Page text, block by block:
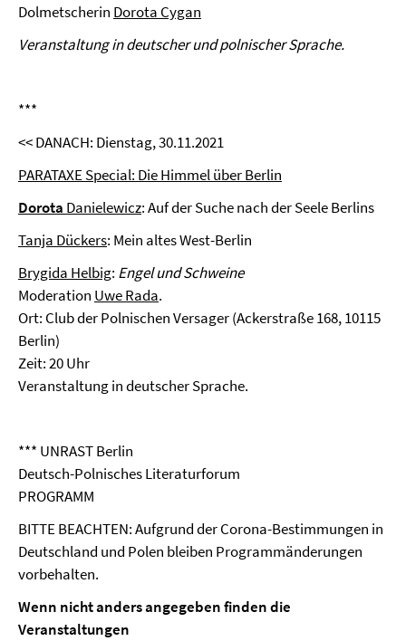
Dolmetscherin Dorota Cygan
Veranstaltung in deutscher und polnischer Sprache.
***
<< DANACH: Dienstag, 30.11.2021
PARATAXE Special: Die Himmel über Berlin
Dorota Danielewicz: Auf der Suche nach der Seele Berlins
Tanja Dückers: Mein altes West-Berlin
Brygida Helbig: Engel und Schweine
Moderation Uwe Rada.
Ort: Club der Polnischen Versager (Ackerstraße 168, 10115
Berlin)
Zeit: 20 Uhr
Veranstaltung in deutscher Sprache.
*** UNRAST Berlin
Deutsch-Polnisches Literaturforum
PROGRAMM
BITTE BEACHTEN: Aufgrund der Corona-Bestimmungen in
Deutschland und Polen bleiben Programmänderungen
vorbehalten.
Wenn nicht anders angegeben finden die
Veranstaltungen